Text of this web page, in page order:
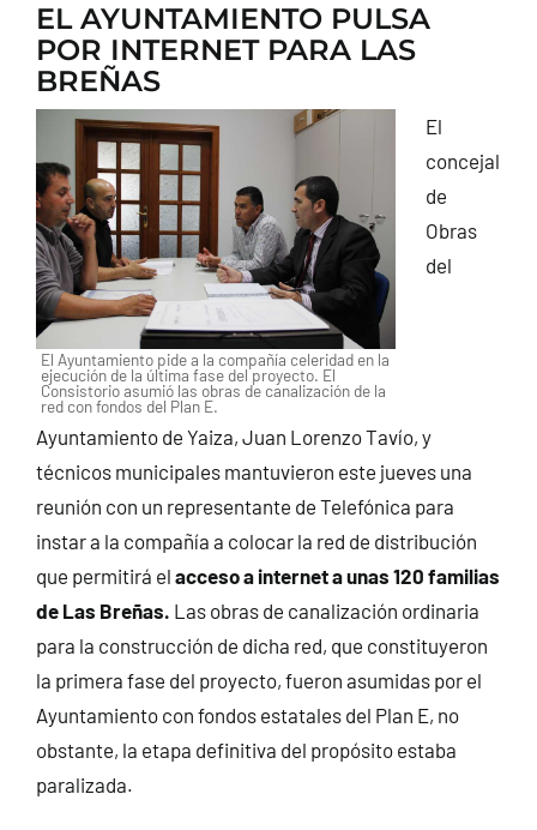
EL AYUNTAMIENTO PULSA
POR INTERNET PARA LAS
BREÑAS
El Ayuntamiento pide a la compañía celeridad en la
ejecución de la última fase del proyecto. El
Consistorio asumió las obras de canalización de la
red con fondos del Plan E.
El
concejal
de
Obras
del
Ayuntamiento de Yaiza, Juan Lorenzo Tavío, y
técnicos municipales mantuvieron este jueves una
reunión con un representante de Telefónica para
instar a la compañía a colocar la red de distribución
que permitirá el acceso a internet a unas 120 familias
de Las Breñas. Las obras de canalización ordinaria
para la construcción de dicha red, que constituyeron
la primera fase del proyecto, fueron asumidas por el
Ayuntamiento con fondos estatales del Plan E, no
obstante, la etapa definitiva del propósito estaba
paralizada.